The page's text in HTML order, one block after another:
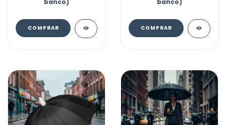
COMPRAR COMPRAR